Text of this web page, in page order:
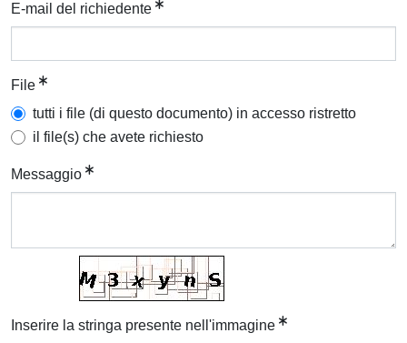
E-mail del richiedente
File
tutti i file (di questo documento) in accesso ristretto
il file(s) che avete richiesto
Messaggio
Inserire la stringa presente nell'immagine